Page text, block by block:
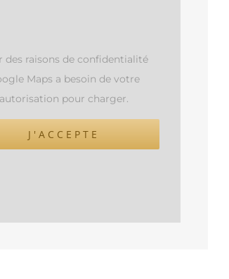
des raisons de confidentialité
Maps a besoin de votre
autorisation pour charger.
J'ACCEPTE